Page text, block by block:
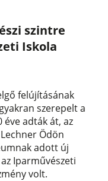
szintre
Iskola
felújításának
szerepelt a
adták át, az
Ödön
adott új
Iparművészeti
volt.